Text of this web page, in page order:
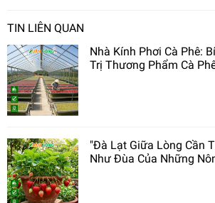
TIN LIÊN QUAN
Nhà Kính Phơi Cà Phê:
Trị Thương Phẩm Cà
"Đà Lạt Giữa Lòng Cần
Như Đùa Của Những